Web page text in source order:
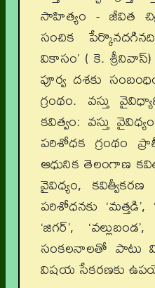
సాహిత్యం - జీవిత
సంచిక
వికాసం’ ( కె.
పూర్వ దశకు
గ్రంథం. వస్తు
కవిత్వం: వస్తు
పరిశోధక గ్రంథం
ఆధునిక తెలంగాణ
వైవిధ్యం,
పరిశోధనకు ‘మత్తడి’,
‘జిగర్’,
సంకలనాలతో పాటు
విషయ సేకరణకు